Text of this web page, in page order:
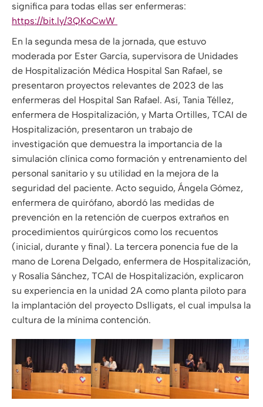
significa para todas ellas ser enfermeras:
https://bit.ly/3QKoCwW
En la segunda mesa de la jornada, que estuvo
moderada por Ester García, supervisora ​​de Unidades
de Hospitalización Médica Hospital San Rafael, se
presentaron proyectos relevantes de 2023 de las
enfermeras del Hospital San Rafael. Así, Tania Téllez,
enfermera de Hospitalización, y Marta Ortilles, TCAI de
Hospitalización, presentaron un trabajo de
investigación que demuestra la importancia de la
simulación clínica como formación y entrenamiento del
personal sanitario y su utilidad en la mejora de la
seguridad del paciente. Acto seguido, Ángela Gómez,
enfermera de quirófano, abordó las medidas de
prevención en la retención de cuerpos extraños en
procedimientos quirúrgicos como los recuentos
(inicial, durante y final). La tercera ponencia fue de la
mano de Lorena Delgado, enfermera de Hospitalización,
y Rosalía Sánchez, TCAI de Hospitalización, explicaron
su experiencia en la unidad 2A como planta piloto para
la implantación del proyecto Dslligats, el cual impulsa la
cultura de la mínima contención.